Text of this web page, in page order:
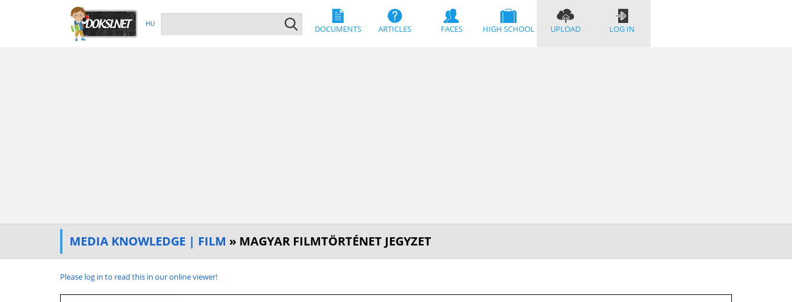
HU
DOCUMENTS ARTICLES FACES HIGH SCHOOL UPLOAD LOG IN
MEDIA KNOWLEDGE | FILM » MAGYAR FILMTÖRTÉNET JEGYZET
Please log in to read this in our online viewer!